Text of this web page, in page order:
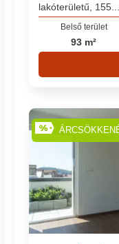
lakóterületű, 155...
Belső terület
93 m²